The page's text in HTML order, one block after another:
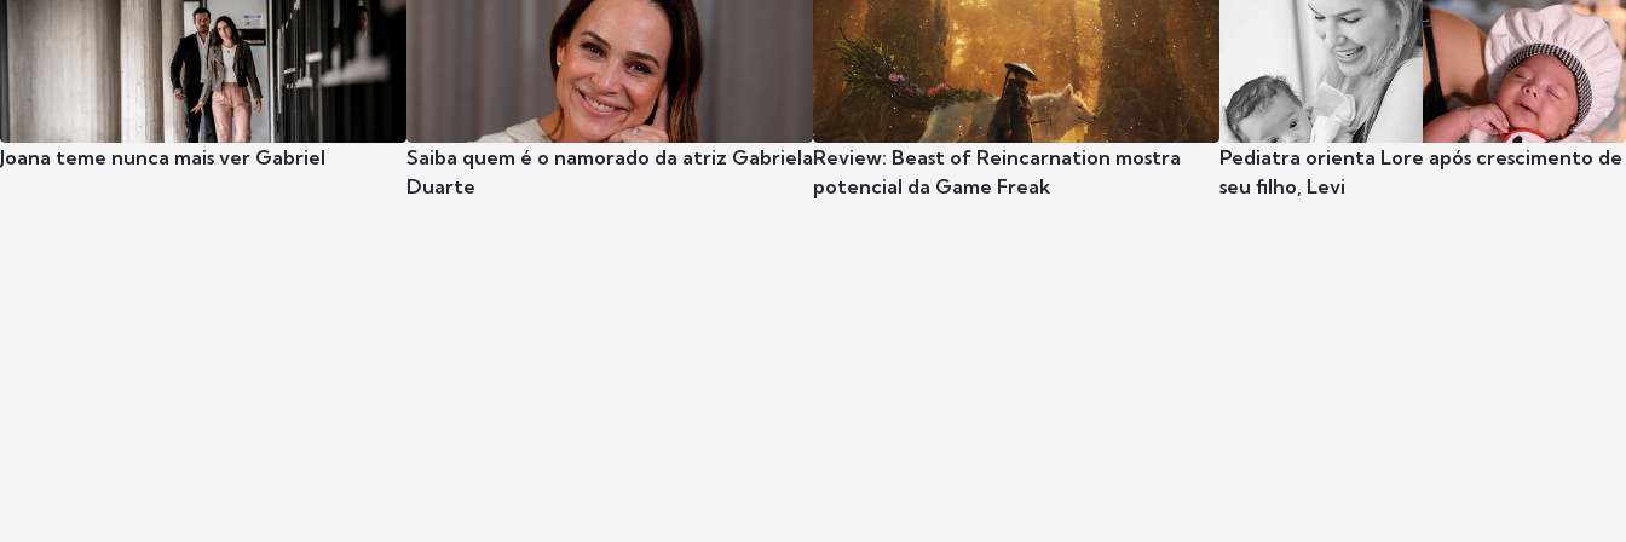
Joana teme nunca mais ver Gabriel
Saiba quem é o namorado da atriz Gabriela
Duarte
Review: Beast of Reincarnation mostra
potencial da Game Freak
Pediatra orienta Lore após crescimento de
seu filho, Levi